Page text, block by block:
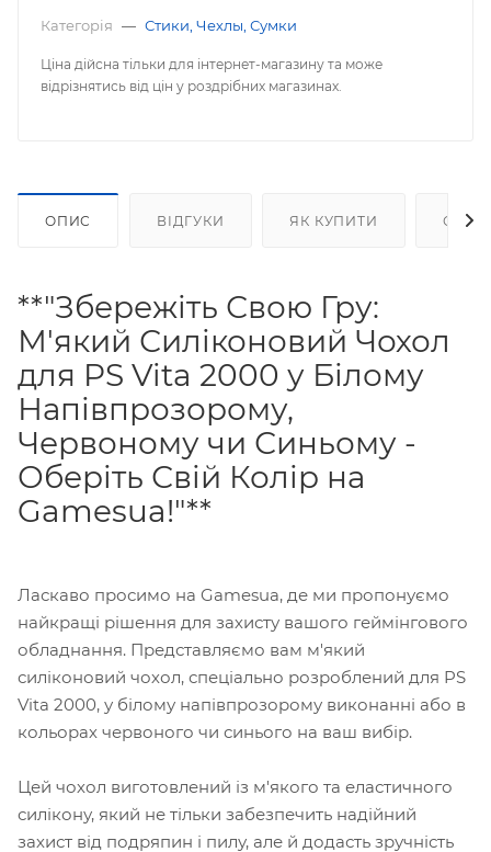
Категорія — Стики, Чехлы, Сумки
Ціна дійсна тільки для інтернет-магазину та може
відрізнятись від цін у роздрібних магазинах.
ОПИС ВІДГУКИ ЯК КУПИТИ
**"Збережіть Свою Гру:
М'який Силіконовий Чохол
для PS Vita 2000 у Білому
Напівпрозорому,
Червоному чи Синьому -
Оберіть Свій Колір на
Gamesua!"**
Ласкаво просимо на Gamesua, де ми пропонуємо
найкращі рішення для захисту вашого геймінгового
обладнання. Представляємо вам м'який
силіконовий чохол, спеціально розроблений для PS
Vita 2000, у білому напівпрозорому виконанні або в
кольорах червоного чи синього на ваш вибір.
Цей чохол виготовлений із м'якого та еластичного
силікону, який не тільки забезпечить надійний
захист від подряпин і пилу, але й додасть зручність